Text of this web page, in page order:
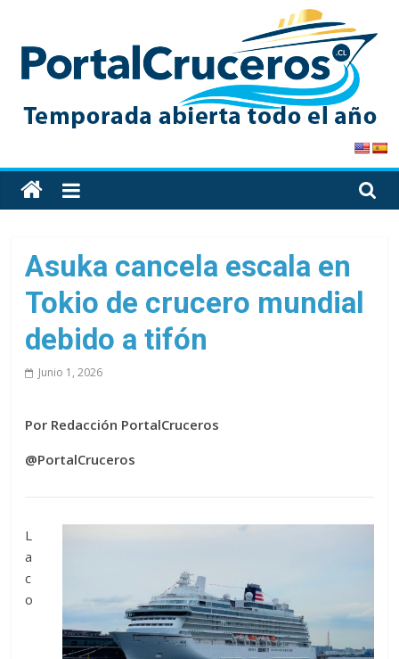
content
PortalCruceros
Toda
la
cruceros
en
solo
Asuka cancela escala en
Tokio de crucero mundial
debido a tifón
Junio 1, 2026
Por Redacción PortalCruceros
@PortalCruceros
L
a
c
o